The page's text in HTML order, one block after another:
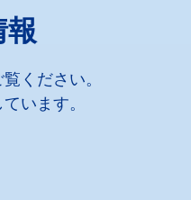
報
ください。
います。